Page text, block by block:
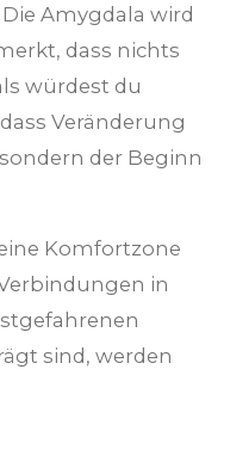
Amygdala wird
dass nichts
würdest du
Veränderung
der Beginn
Komfortzone
in
sind, werden